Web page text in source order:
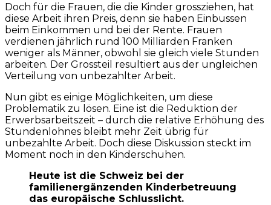
Doch für die Frauen, die die Kinder grossziehen, hat
diese Arbeit ihren Preis, denn sie haben Einbussen
beim Einkommen und bei der Rente. Frauen
verdienen jährlich rund 100 Milliarden Franken
weniger als Männer, obwohl sie gleich viele Stunden
arbeiten. Der Grossteil resultiert aus der ungleichen
Verteilung von unbezahlter Arbeit.
Nun gibt es einige Möglichkeiten, um diese
Problematik zu lösen. Eine ist die Reduktion der
Erwerbsarbeitszeit – durch die relative Erhöhung des
Stundenlohnes bleibt mehr Zeit übrig für
unbezahlte Arbeit. Doch diese Diskussion steckt im
Moment noch in den Kinderschuhen.
Heute ist die Schweiz bei der
familienergänzenden Kinderbetreuung
das europäische Schlusslicht.